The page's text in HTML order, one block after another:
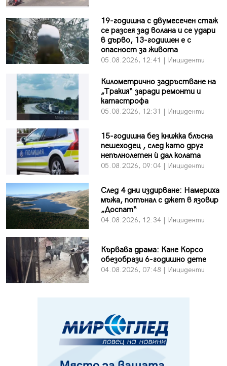
19-годишна с двумесечен стаж
се разсея зад волана и се удари
в дърво, 13-годишен е с
опасност за живота
05.08.2026, 12:41 | Инциденти
Километрично задръстване на
„Тракия“ заради ремонти и
катастрофа
05.08.2026, 12:31 | Инциденти
15-годишна без книжка блъсна
пешеходец , след като друг
непълнолетен ѝ дал колата
05.08.2026, 09:04 | Инциденти
След 4 дни издирване: Намериха
мъжа, потънал с джет в язовир
„Доспат“
04.08.2026, 12:34 | Инциденти
Кървава драма: Кане Корсо
обезобрази 6-годишно дете
04.08.2026, 07:48 | Инциденти